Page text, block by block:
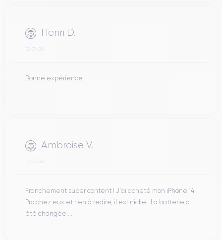
Henri D.
12/07/26
Bonne expérience
Ambroise V.
10/07/26
Franchement super content ! J'ai acheté mon iPhone 14
Pro chez eux et rien à redire, il est nickel. La batterie a
été changée ...